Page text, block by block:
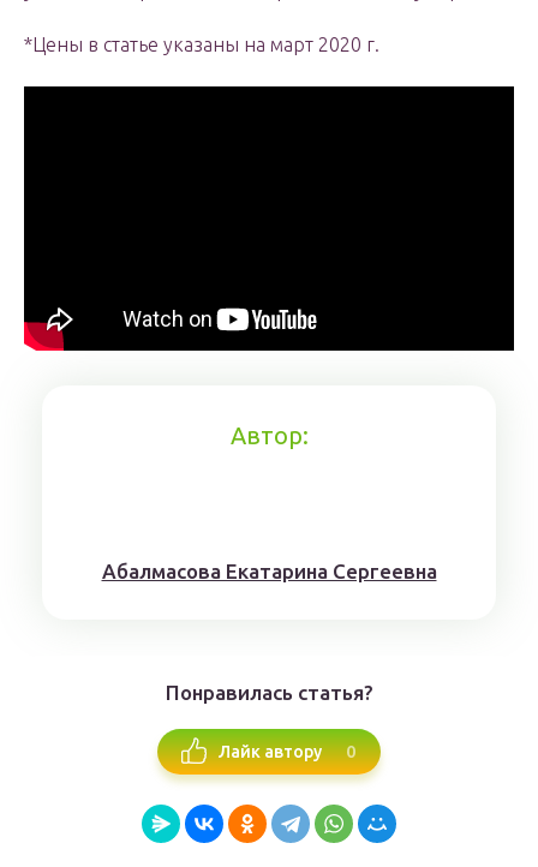
*Цены в статье указаны на март 2020 г.
Автор:
Aбaлмaсoвa Eкaтaринa Ceргeeвнa
Понравилась статья?
Лайк автору 0